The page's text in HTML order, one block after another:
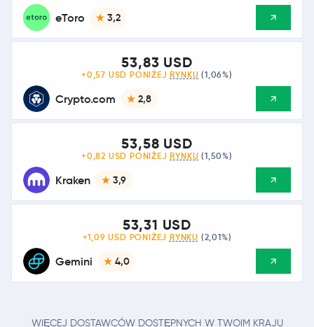
eToro 3,2
Crypto.com 2,8
53,83 USD
+0,57 USD PONIŻEJ RYNKU (1,06%)
Kraken 3,9
53,58 USD
+0,82 USD PONIŻEJ RYNKU (1,50%)
Gemini 4,0
53,31 USD
+1,09 USD PONIŻEJ RYNKU (2,01%)
WIĘCEJ DOSTAWCÓW DOSTĘPNYCH W TWOIM KRAJU